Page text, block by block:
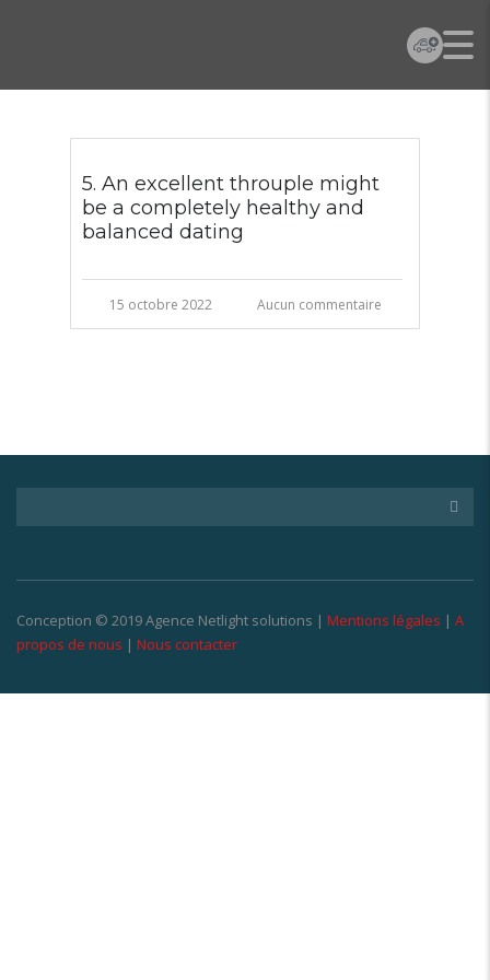
5. An excellent throuple might
be a completely healthy and
balanced dating
15 octobre 2022 Aucun commentaire
Conception © 2019 Agence Netlight solutions | Mentions légales | A
propos de nous | Nous contacter